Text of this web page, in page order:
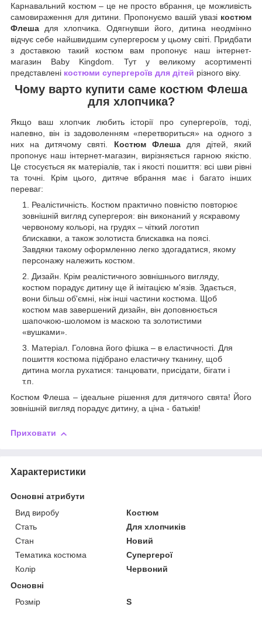
Карнавальний костюм – це не просто вбрання, це можливість
самовираження для дитини. Пропонуємо вашій увазі костюм
Флеша для хлопчика. Одягнувши його, дитина неодмінно
відчує себе найшвидшим супергероєм у цьому світі. Придбати
з доставкою такий костюм вам пропонує наш інтернет-
магазин Baby Kingdom. Тут у великому асортименті
представлені костюми супергероїв для дітей різного віку.
Чому варто купити саме костюм Флеша
для хлопчика?
Якщо ваш хлопчик любить історії про супергероїв, тоді,
напевно, він із задоволенням «перетвориться» на одного з
них на дитячому святі. Костюм Флешадля дітей, який
пропонує наш інтернет-магазин, вирізняється гарною якістю.
Це стосується як матеріалів, так і якості пошиття: всі шви рівні
та точні. Крім цього, дитяче вбрання має і багато інших
переваг:
Реалістичність. Костюм практично повністю повторює
зовнішній вигляд супергероя: він виконаний у яскравому
червоному кольорі, на грудях – чіткий логотип
блискавки, а також золотиста блискавка на поясі.
Завдяки такому оформленню легко здогадатися, якому
персонажу належить костюм.
Дизайн. Крім реалістичного зовнішнього вигляду,
костюм порадує дитину ще й імітацією м'язів. Здається,
вони більш об'ємні, ніж інші частини костюма. Щоб
костюм мав завершений дизайн, він доповнюється
шапочкою-шоломом із маскою та золотистими
«вушками».
Матеріал. Головна його фішка – в еластичності. Для
пошиття костюма підібрано еластичну тканину, щоб
дитина могла рухатися: танцювати, присідати, бігати і
т.п.
Костюм Флеша – ідеальне рішення для дитячого свята! Його
зовнішній вигляд порадує дитину, а ціна - батьків!
Приховати
Характеристики
Основні атрибути
Вид виробу
Костюм
Стать
Для хлопчиків
Стан
Новий
Тематика костюма
Супергерої
Колір
Червоний
Основні
Розмір
S